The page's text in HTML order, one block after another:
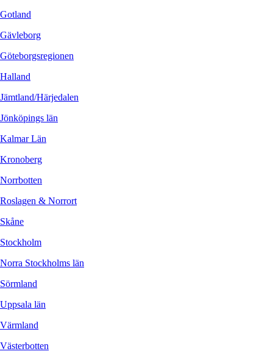
Gotland
Gävleborg
Göteborgsregionen
Halland
Jämtland/Härjedalen
Jönköpings län
Kalmar Län
Kronoberg
Norrbotten
Roslagen & Norrort
Skåne
Stockholm
Norra Stockholms län
Sörmland
Uppsala län
Värmland
Västerbotten